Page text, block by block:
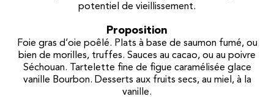
potentiel de vieillissement.
Proposition
Foie gras d’oie poêlé. Plats à base de saumon fumé, ou
bien de morilles, truffes. Sauces au cacao, ou au poivre
Séchouan. Tartelette fine de figue caramélisée glace
vanille Bourbon. Desserts aux fruits secs, au miel, à la
vanille.